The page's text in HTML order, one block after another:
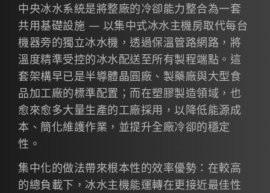
中央冰水系統是將整廠的冷卻能力整合為一套
共用基礎設施 — 以集中式冰水主機房取代每台
機器旁的獨立冰水機，透過保溫管路網路，將
溫度精準受控的冰水配送至所有製程端點。這
套架構早已是半導體晶圓廠、製藥廠與大型食
品加工廠的標準配置；而在塑膠製造領域，也
愈來愈多大量生產的工廠採用，以降低能源成
本、簡化維護作業，並提升全廠冷卻的穩定
性。
集中化的做法帶來根本性的效率優勢：在較高
的總負載下，冰水主機能運轉在更接近最佳性